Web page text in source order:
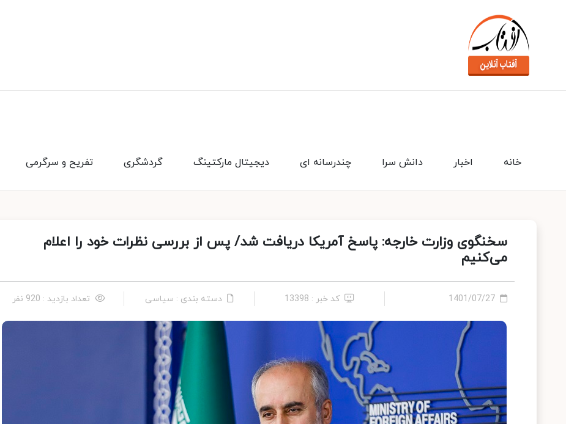
تفریح و سرگرمی گردشگری دیجیتال مارکتینگ چندرسانه ای دانش سرا اخبار خانه
سخنگوی وزارت خارجه: پاسخ آمریکا دریافت شد/ پس از بررسی نظرات خود را اعلام
می‌کنیم
1401/07/27 کد خبر : 13398 دسته بندی : سیاسی تعداد بازدید : 920 نفر